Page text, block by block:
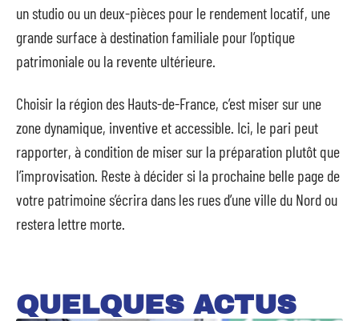
un studio ou un deux-pièces pour le rendement locatif, une
grande surface à destination familiale pour l’optique
patrimoniale ou la revente ultérieure.
Choisir la région des Hauts-de-France, c’est miser sur une
zone dynamique, inventive et accessible. Ici, le pari peut
rapporter, à condition de miser sur la préparation plutôt que
l’improvisation. Reste à décider si la prochaine belle page de
votre patrimoine s’écrira dans les rues d’une ville du Nord ou
restera lettre morte.
QUELQUES ACTUS